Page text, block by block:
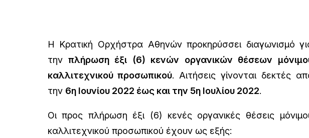
Η Κρατική Ορχήστρα Αθηνών προκηρύσσει διαγωνισμό
την πλήρωση έξι (6) κενών οργανικών θέσεων
καλλιτεχνικού προσωπικού. Αιτήσεις γίνονται δεκτές
την 6η Ιουνίου 2022 έως και την 5η Ιουλίου 2022.
Οι προς πλήρωση έξι (6) κενές οργανικές θέσεις
καλλιτεχνικού προσωπικού έχουν ως εξής: